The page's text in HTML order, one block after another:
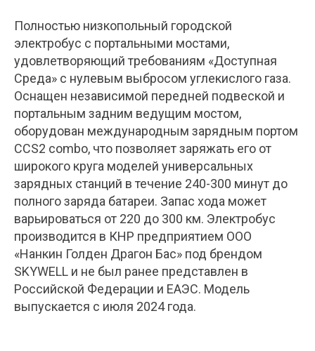
Полностью низкопольный городской
электробус с портальными мостами,
удовлетворяющий требованиям «Доступная
Среда» с нулевым выбросом углекислого газа.
Оснащен независимой передней подвеской и
портальным задним ведущим мостом,
оборудован международным зарядным портом
CCS2 combo, что позволяет заряжать его от
широкого круга моделей универсальных
зарядных станций в течение 240-300 минут до
полного заряда батареи. Запас хода может
варьироваться от 220 до 300 км. Электробус
производится в КНР предприятием ООО
«Нанкин Голден Драгон Бас» под брендом
SKYWELL и не был ранее представлен в
Российской Федерации и ЕАЭС. Модель
выпускается с июля 2024 года.